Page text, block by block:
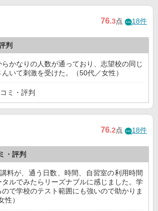
76.3点 18件
判
らかなりの人数が通っており、志望校の同じ
いて刺激を受けた。（50代／女性）
ミ・評判
76.2点 18件
・評判
料が、通う日数、時間、自習室の利用時間
タルでみたらリーズナブルに感じました。学
ので学校のテスト範囲にも強いので助かりま
性）